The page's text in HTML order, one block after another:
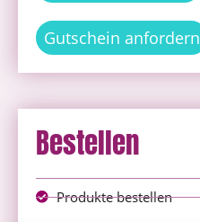
Gutschein anfordern
Bestellen
Produkte bestellen